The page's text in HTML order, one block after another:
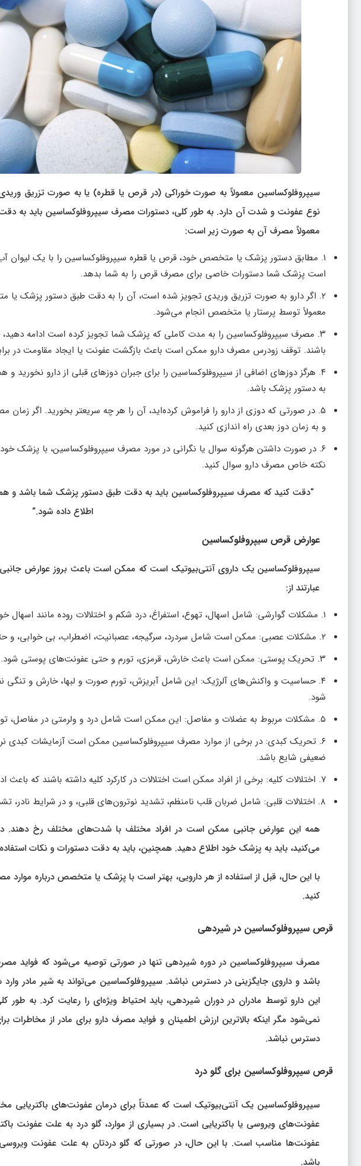
سیپروفلوکساسین معمولاً به صورت خوراکی (در قرص یا قطره) یا به صورت تزریق
نوع عفونت و شدت آن دارد. به طور کلی، دستورات مصرف سیپروفلوکساسین باید به
معمولاً مصرف آن به صورت زیر است:
۱. مطابق دستور پزشک یا متخصص خود، قرص یا قطره سیپروفلوکساسین را با یک لیوان
است پزشک شما دستورات خاصی برای مصرف قرص را به شما بدهد.
۲. اگر دارو به صورت تزریق وریدی تجویز شده است، آن را به دقت طبق دستور پزشک
معمولاً توسط پرستار یا متخصص انجام می‌شود.
۳. مصرف سیپروفلوکساسین را به مدت کاملی که پزشک شما تجویز کرده است ادامه
باشند. توقف زودرس مصرف دارو ممکن است باعث بازگشت عفونت یا ایجاد مقاومت در
۴. هرگز دوزهای اضافی از سیپروفلوکساسین را برای جبران دوزهای قبلی از دارو نخورید
به دستور پزشک باشد.
۵. در صورتی که دوزی از دارو را فراموش کرده‌اید، آن را هر چه سریعتر بخورید. اگر
و به زمان دوز بعدی راه اندازی کنید.
۶. در صورت داشتن هرگونه سوال یا نگرانی در مورد مصرف سیپروفلوکساسین، با پزشک خود
نکته خاص مصرف دارو سوال کنید.
“دقت کنید که مصرف سیپروفلوکساسین باید به دقت طبق دستور پزشک شما باشد و
اطلاع داده شود.”
عوارض قرص سیپروفلوکساسین
سیپروفلوکساسین یک داروی آنتی‌بیوتیک است که ممکن است باعث بروز عوارض
عبارتند از:
۱. مشکلات گوارشی: شامل اسهال، تهوع، استفراغ، درد شکم و اختلالات روده مانند اسهال خونی یا عفونت‌های روده.
۲. مشکلات عصبی: ممکن است شامل سردرد، سرگیجه، عصبانیت، اضطراب، بی خوابی، و حتی اختلالات در حافظه و تمرکز باشد.
۳. تحریک پوستی: ممکن است باعث خارش، قرمزی، تورم و حتی عفونت‌های پوستی شود.
۴. حساسیت و واکنش‌های آلرژیک: این شامل آبریزش، تورم صورت و لبها، خارش و
شود.
۵. مشکلات مربوط به عضلات و مفاصل: این ممکن است شامل درد و ولرمتی در مفاصل، تورم عضلات و حتی رخ دادن آسیب به تاندون‌ها باشد.
۶. تحریک کبدی: در برخی از موارد مصرف سیپروفلوکساسین ممکن است آزمایشات کبدی
ضعیفی شایع باشد.
۷. اختلالات کلیه: برخی از افراد ممکن است اختلالات در کارکرد کلیه داشته باشند که باعث ادرار دهی نامنظم یا درد و سوزش در ادرارگردد.
۸. اختلالات قلبی: شامل ضربان قلب نامنظم، تشدید نوترون‌های قلبی، و در شرایط نادر، تشدید مشکلات قلبی مانند نارسایی قلبی می‌شود.
همه این عوارض جانبی ممکن است در افراد مختلف با شدت‌های مختلف رخ دهند.
می‌کنید، باید به پزشک خود اطلاع دهید. همچنین، باید به دقت دستورات و نکات
با این حال، قبل از استفاده از هر دارویی، بهتر است با پزشک یا متخصص درباره
کنید.
قرص سیپروفلوکساسین در شیردهی
مصرف سیپروفلوکساسین در دوره شیردهی تنها در صورتی توصیه می‌شود که فواید
باشد و داروی جایگزینی در دسترس نباشد. سیپروفلوکساسین می‌تواند به شیر مادر وارد
این دارو توسط مادران در دوران شیردهی، باید احتیاط ویژه‌ای را رعایت کرد. به
نمی‌شود مگر اینکه بالاترین ارزش اطمینان و فواید مصرف دارو برای مادر از مخاطرات
دسترس نباشد.
قرص سیپروفلوکساسین برای گلو درد
سیپروفلوکساسین یک آنتی‌بیوتیک است که عمدتاً برای درمان عفونت‌های باکتریایی
عفونت‌های ویروسی یا باکتریایی است. در بسیاری از موارد، گلو درد به علت عفونت
عفونت‌ها مناسب است. با این حال، در صورتی که گلو دردتان به علت عفونت
باشد.